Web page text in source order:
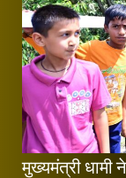
मुख्यमंत्री धामी